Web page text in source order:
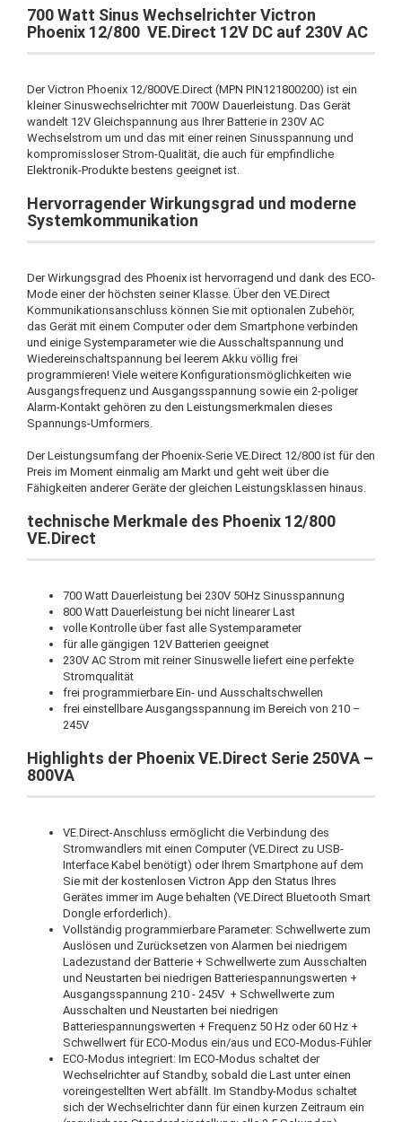
700 Watt Sinus Wechselrichter Victron
Phoenix 12/800 VE.Direct 12V DC auf 230V AC
Der Victron Phoenix 12/800VE.Direct (MPN PIN121800200) ist ein
kleiner Sinuswechselrichter mit 700W Dauerleistung. Das Gerät
wandelt 12V Gleichspannung aus Ihrer Batterie in 230V AC
Wechselstrom um und das mit einer reinen Sinusspannung und
kompromissloser Strom-Qualität, die auch für empfindliche
Elektronik-Produkte bestens geeignet ist.
Hervorragender Wirkungsgrad und moderne
Systemkommunikation
Der Wirkungsgrad des Phoenix ist hervorragend und dank des ECO-
Mode einer der höchsten seiner Klasse. Über den VE.Direct
Kommunikationsanschluss können Sie mit optionalen Zubehör,
das Gerät mit einem Computer oder dem Smartphone verbinden
und einige Systemparameter wie die Ausschaltspannung und
Wiedereinschaltspannung bei leerem Akku völlig frei
programmieren! Viele weitere Konfigurationsmöglichkeiten wie
Ausgangsfrequenz und Ausgangsspannung sowie ein 2-poliger
Alarm-Kontakt gehören zu den Leistungsmerkmalen dieses
Spannungs-Umformers.
Der Leistungsumfang der Phoenix-Serie VE.Direct 12/800 ist für den
Preis im Moment einmalig am Markt und geht weit über die
Fähigkeiten anderer Geräte der gleichen Leistungsklassen hinaus.
technische Merkmale des Phoenix 12/800
VE.Direct
700 Watt Dauerleistung bei 230V 50Hz Sinusspannung
800 Watt Dauerleistung bei nicht linearer Last
volle Kontrolle über fast alle Systemparameter
für alle gängigen 12V Batterien geeignet
230V AC Strom mit reiner Sinuswelle liefert eine perfekte
Stromqualität
frei programmierbare Ein- und Ausschaltschwellen
frei einstellbare Ausgangsspannung im Bereich von 210 –
245V
Highlights der Phoenix VE.Direct Serie 250VA –
800VA
VE.Direct-Anschluss ermöglicht die Verbindung des
Stromwandlers mit einen Computer (VE.Direct zu USB-
Interface Kabel benötigt) oder Ihrem Smartphone auf dem
Sie mit der kostenlosen Victron App den Status Ihres
Gerätes immer im Auge behalten (VE.Direct Bluetooth Smart
Dongle erforderlich).
Vollständig programmierbare Parameter: Schwellwerte zum
Auslösen und Zurücksetzen von Alarmen bei niedrigem
Ladezustand der Batterie + Schwellwerte zum Ausschalten
und Neustarten bei niedrigen Batteriespannungswerten +
Ausgangsspannung 210 - 245V + Schwellwerte zum
Ausschalten und Neustarten bei niedrigen
Batteriespannungswerten + Frequenz 50 Hz oder 60 Hz +
Schwellwert für ECO-Modus ein/aus und ECO-Modus-Fühler
ECO-Modus integriert: Im ECO-Modus schaltet der
Wechselrichter auf Standby, sobald die Last unter einen
voreingestellten Wert abfällt. Im Standby-Modus schaltet
sich der Wechselrichter dann für einen kurzen Zeitraum ein